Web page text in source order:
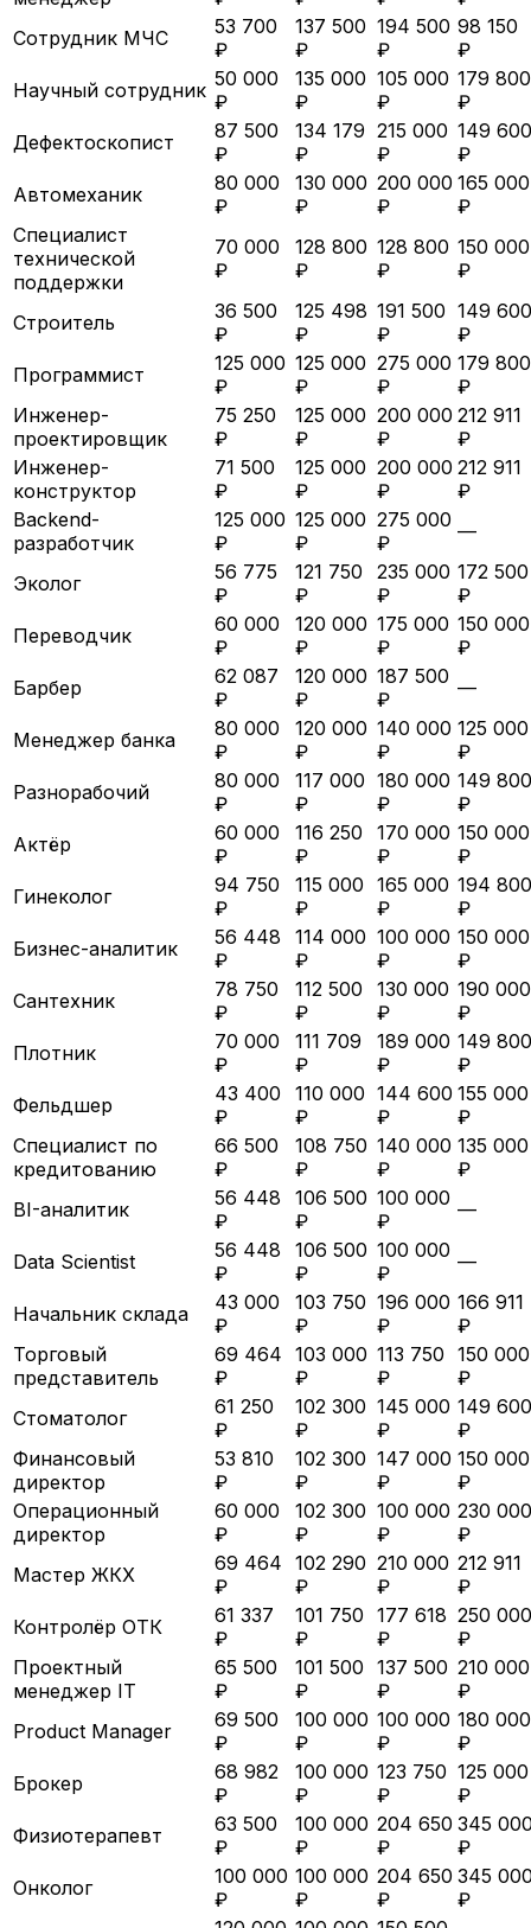
Сотрудник МЧС
53 700
₽
137 500
₽
194 500
₽
98 150
₽
Научный сотрудник 50 000
₽
135 000
₽
105 000
₽
179 800
₽
Дефектоскопист
87 500
₽
134 179
₽
215 000
₽
149 600
₽
Автомеханик
80 000
₽
130 000
₽
200 000
₽
165 000
₽
Специалист
технической
поддержки
70 000
₽
128 800
₽
128 800
₽
150 000
₽
Строитель
36 500
₽
125 498
₽
191 500
₽
149 600
₽
Программист
125 000
₽
125 000
₽
275 000
₽
179 800
₽
Инженер-
проектировщик
75 250
₽
125 000
₽
200 000
₽
212 911
₽
Инженер-
конструктор
71 500
₽
125 000
₽
200 000
₽
212 911
₽
Backend-
разработчик
125 000
₽
125 000
₽
275 000
₽
—
Эколог
56 775
₽
121 750
₽
235 000
₽
172 500
₽
Переводчик
60 000
₽
120 000
₽
175 000
₽
150 000
₽
Барбер
62 087
₽
120 000
₽
187 500
₽
—
Менеджер банка
80 000
₽
120 000
₽
140 000
₽
125 000
₽
Разнорабочий
80 000
₽
117 000
₽
180 000
₽
149 800
₽
Актёр
60 000
₽
116 250
₽
170 000
₽
150 000
₽
Гинеколог
94 750
₽
115 000
₽
165 000
₽
194 800
₽
Бизнес-аналитик
56 448
₽
114 000
₽
100 000
₽
150 000
₽
Сантехник
78 750
₽
112 500
₽
130 000
₽
190 000
₽
Плотник
70 000
₽
111 709
₽
189 000
₽
149 800
₽
Фельдшер
43 400
₽
110 000
₽
144 600
₽
155 000
₽
Специалист по
кредитованию
66 500
₽
108 750
₽
140 000
₽
135 000
₽
BI-аналитик
56 448
₽
106 500
₽
100 000
₽
—
Data Scientist
56 448
₽
106 500
₽
100 000
₽
—
Начальник склада
43 000
₽
103 750
₽
196 000
₽
166 911
₽
Торговый
представитель
69 464
₽
103 000
₽
113 750
₽
150 000
₽
Стоматолог
61 250
₽
102 300
₽
145 000
₽
149 600
₽
Финансовый
директор
53 810
₽
102 300
₽
147 000
₽
150 000
₽
Операционный
директор
60 000
₽
102 300
₽
100 000
₽
230 000
₽
Мастер ЖКХ
69 464
₽
102 290
₽
210 000
₽
212 911
₽
Контролёр ОТК
61 337
₽
101 750
₽
177 618
₽
250 000
₽
Проектный
менеджер IT
65 500
₽
101 500
₽
137 500
₽
210 000
₽
Product Manager
69 500
₽
100 000
₽
100 000
₽
180 000
₽
Брокер
68 982
₽
100 000
₽
123 750
₽
125 000
₽
Физиотерапевт
63 500
₽
100 000
₽
204 650
₽
345
₽
Онколог
100 000
₽
100 000
₽
204 650
₽
345
₽